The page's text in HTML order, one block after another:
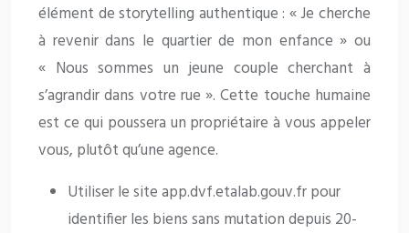
élément de storytelling authentique : « Je cherche
à revenir dans le quartier de mon enfance » ou
« Nous sommes un jeune couple cherchant à
s’agrandir dans votre rue ». Cette touche humaine
est ce qui poussera un propriétaire à vous appeler
vous, plutôt qu’une agence.
Utiliser le site app.dvf.etalab.gouv.fr pour
identifier les biens sans mutation depuis 20-